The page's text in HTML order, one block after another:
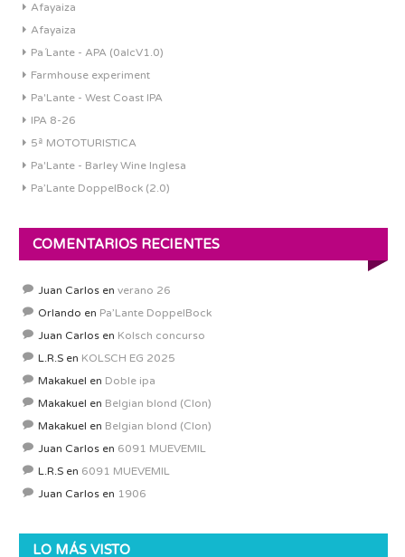
Afayaiza
Afayaiza
Pa´Lante - APA (0alcV1.0)
Farmhouse experiment
Pa'Lante - West Coast IPA
IPA 8-26
5ª MOTOTURISTICA
Pa'Lante - Barley Wine Inglesa
Pa’Lante DoppelBock (2.0)
COMENTARIOS RECIENTES
Juan Carlos en verano 26
Orlando en Pa’Lante DoppelBock
Juan Carlos en Kolsch concurso
L.R.S en KOLSCH EG 2025
Makakuel en Doble ipa
Makakuel en Belgian blond (Clon)
Makakuel en Belgian blond (Clon)
Juan Carlos en 6091 MUEVEMIL
L.R.S en 6091 MUEVEMIL
Juan Carlos en 1906
LO MÁS VISTO